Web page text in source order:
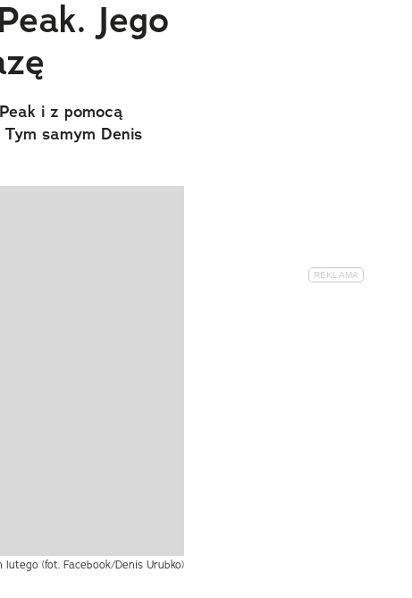
Jego
i z pomocą
samym Denis
(fot. Facebook/Denis Urubko)